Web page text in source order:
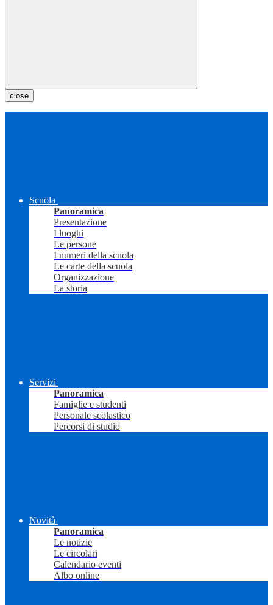
close
Scuola
Panoramica
Presentazione
I luoghi
Le persone
I numeri della scuola
Le carte della scuola
Organizzazione
La storia
Servizi
Panoramica
Famiglie e studenti
Personale scolastico
Percorsi di studio
Novità
Panoramica
Le notizie
Le circolari
Calendario eventi
Albo online